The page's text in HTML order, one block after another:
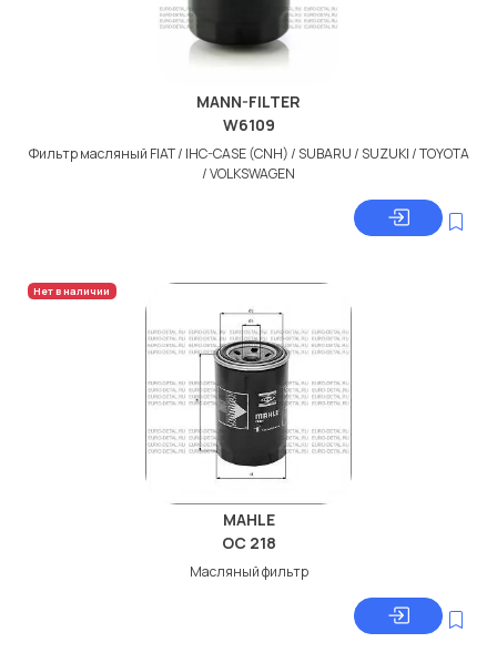
MANN-FILTER
W6109
Фильтр масляный FIAT / IHC-CASE (CNH) / SUBARU / SUZUKI / TOYOTA
/ VOLKSWAGEN
Нет в наличии
MAHLE
OC 218
Масляный фильтр